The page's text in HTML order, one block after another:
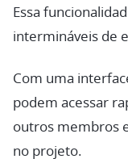
Essa
intermináveis de
Com uma
podem acessar
outros membros
no projeto.